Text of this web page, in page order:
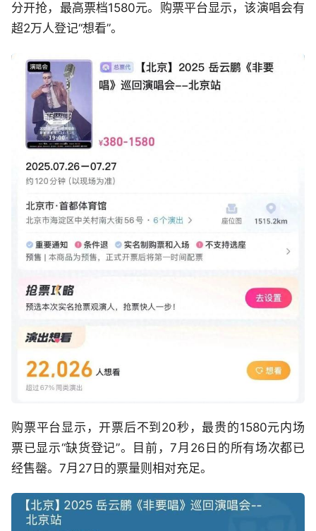
分开抢，最高票档1580元。购票平台显示，该演唱会有
超2万人登记“想看”。
购票平台显示，开票后不到20秒，最贵的1580元内场
票已显示“缺货登记”。目前，7月26日的所有场次都已
经售罄。7月27日的票量则相对充足。